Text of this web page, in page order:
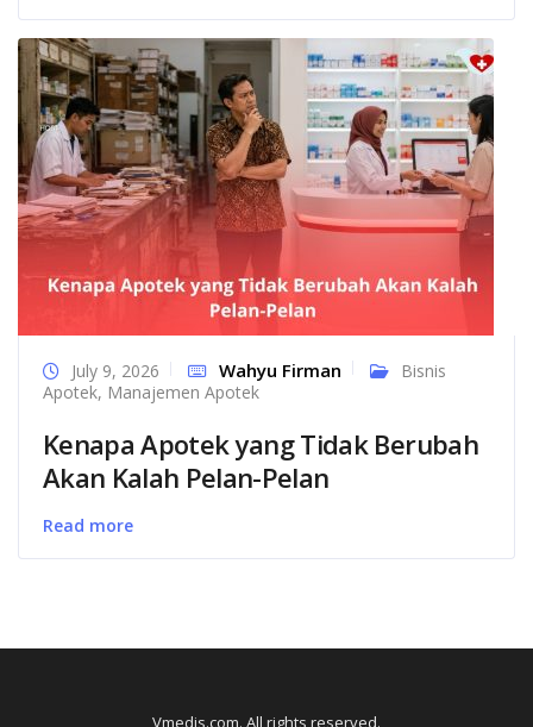
July 9, 2026 Wahyu Firman
Bisnis
Apotek, Manajemen Apotek
Kenapa Apotek yang Tidak Berubah
Akan Kalah Pelan-Pelan
Read more